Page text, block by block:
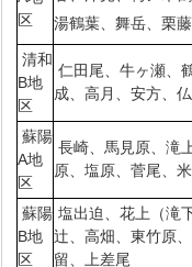
区
湯鶴葉、舞岳、栗
清和
B地
区
仁田尾、牛ヶ瀬、
成、高月、安方、
蘇陽
A地
区
長崎、馬見原、滝
原、塩原、菅尾、
蘇陽
B地
区
塩出迫、花上（滝
辻、高畑、東竹原
留、上差尾